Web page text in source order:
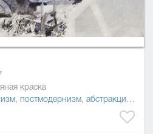
краска
, постмодернизм, абстракционизм